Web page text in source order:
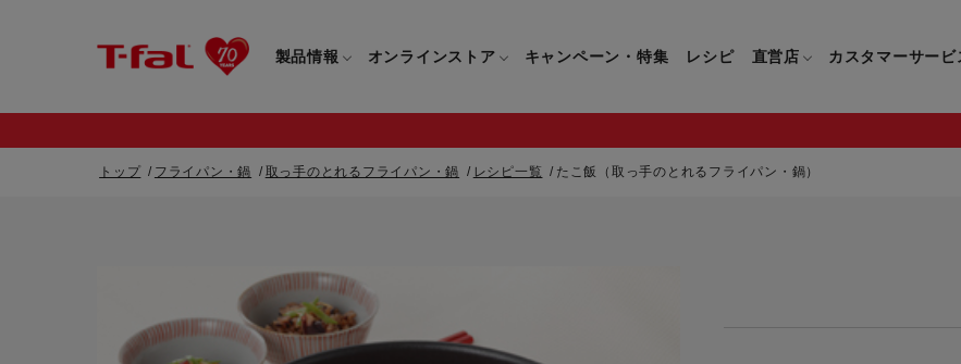
製品情報
取っ手つきフライパン・鍋
オンラインストア
すべてのフライパン・鍋一覧
取っ手つきフライパン・鍋一覧
キャンペーン・特集 レシピ 直営店 カスタマーサービ
重要なお知らせ
トップ フライパン・鍋 取っ手のとれるフライパン・鍋 レシピ一覧 たこ飯（取っ手のとれるフライパン・鍋）